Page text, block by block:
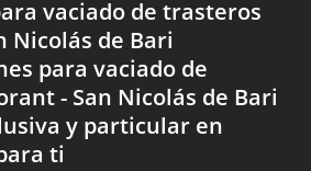
vaciado de trasteros
Nicolás de Bari
para vaciado de
- San Nicolás de Bari
y particular en
ti